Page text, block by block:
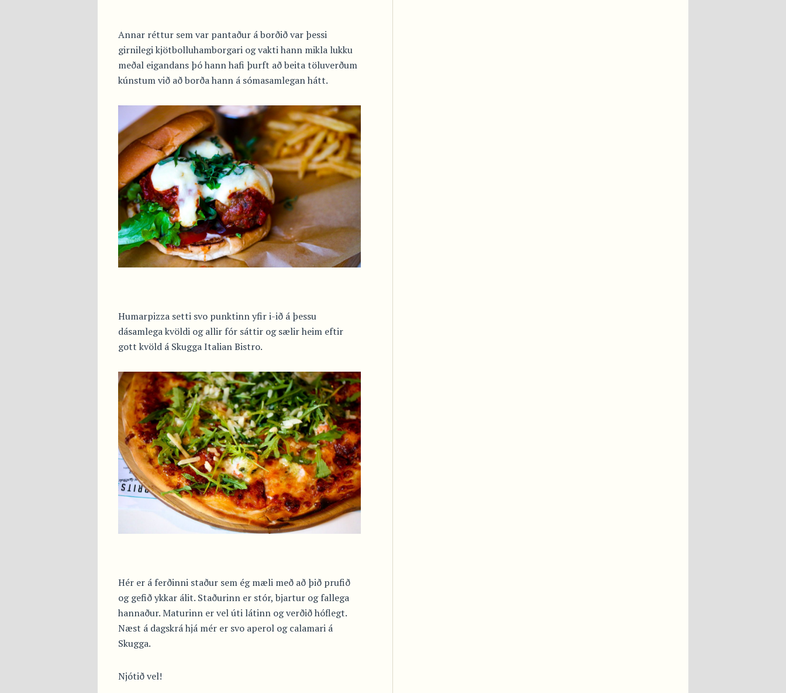
Annar réttur sem var pantaður á borðið var þessi
girnilegi kjötbolluhamborgari og vakti hann mikla lukku
meðal eigandans þó hann hafi þurft að beita töluverðum
kúnstum við að borða hann á sómasamlegan hátt.
Humarpizza setti svo punktinn yfir i-ið á þessu
dásamlega kvöldi og allir fór sáttir og sælir heim eftir
gott kvöld á Skugga Italian Bistro.
Hér er á ferðinni staður sem ég mæli með að þið prufið
og gefið ykkar álit. Staðurinn er stór, bjartur og fallega
hannaður. Maturinn er vel úti látinn og verðið hóflegt.
Næst á dagskrá hjá mér er svo aperol og calamari á
Skugga.
Njótið vel!